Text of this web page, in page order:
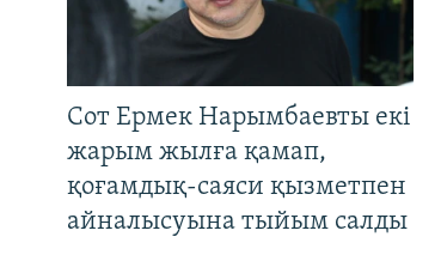
Сот Ермек Нарымбаевты екі
жарым жылға қамап,
қоғамдық-саяси қызметпен
айналысуына тыйым салды